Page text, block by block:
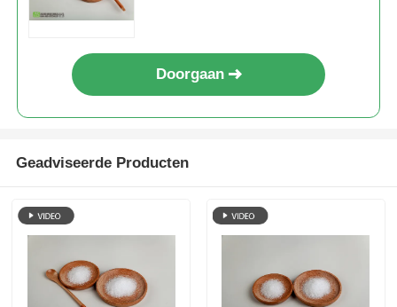
Doorgaan
Geadviseerde Producten